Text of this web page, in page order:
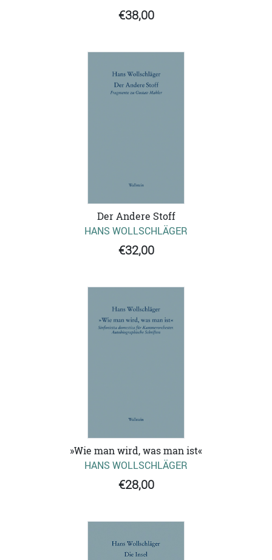
€38,00
Der Andere Stoff
HANS WOLLSCHLÄGER
€32,00
»Wie man wird, was man ist«
HANS WOLLSCHLÄGER
€28,00